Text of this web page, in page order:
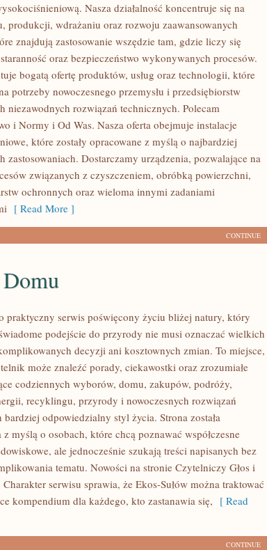
Nasza działalność koncentruje się na
produkcji, wdrażaniu oraz rozwoju zaawansowanych
znajdują zastosowanie wszędzie tam, gdzie liczy się
oraz bezpieczeństwo wykonywanych procesów.
bogatą ofertę produktów, usług oraz technologii, które
potrzeby nowoczesnego przemysłu i przedsiębiorstw
niezawodnych rozwiązań technicznych. Polecam
i Normy i Od Was. Nasza oferta obejmuje instalacje
które zostały opracowane z myślą o najbardziej
zastosowaniach. Dostarczamy urządzenia, pozwalające na
związanych z czyszczeniem, obróbką powierzchni,
ochronnych oraz wieloma innymi zadaniami
[ Read More ]
CONTINUE
praktyczny serwis poświęcony życiu bliżej natury, który
podejście do przyrody nie musi oznaczać wielkich
decyzji ani kosztownych zmian. To miejsce,
może znaleźć porady, ciekawostki oraz zrozumiałe
codziennych wyborów, domu, zakupów, podróży,
recyklingu, przyrody i nowoczesnych rozwiązań
bardziej odpowiedzialny styl życia. Strona została
myślą o osobach, które chcą poznawać współczesne
ale jednocześnie szukają treści napisanych bez
tematu. Nowości na stronie Czytelniczy Głos i
serwisu sprawia, że Ekos-Sułów można traktować
kompendium dla każdego, kto zastanawia się, [ Read
CONTINUE